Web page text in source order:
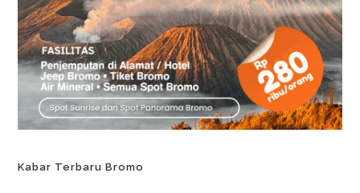
Kabar Terbaru Bromo